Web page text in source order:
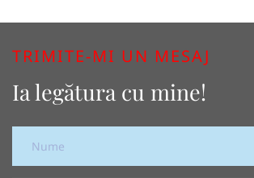
TRIMITE-MI UN MESAJ
Ia legătura cu mine!